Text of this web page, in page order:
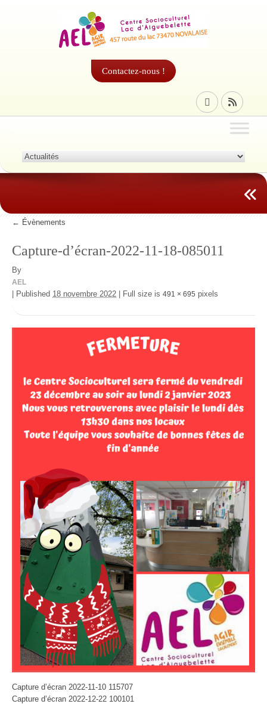
Contactez-nous !
← Évènements
Capture-d’écran-2022-11-18-085011
By
AEL
Published 18 novembre 2022 Full size is 491 × 695 pixels
Capture d’écran 2022-11-10 115707
Capture d’écran 2022-12-22 100101